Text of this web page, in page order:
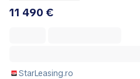
11 490 €
StarLeasing.ro